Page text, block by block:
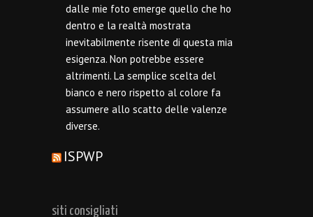
dalle mie foto emerge quello che ho
dentro e la realtà mostrata
inevitabilmente risente di questa mia
esigenza. Non potrebbe essere
altrimenti. La semplice scelta del
bianco e nero rispetto al colore fa
assumere allo scatto delle valenze
diverse.
ISPWP
siti consigliati